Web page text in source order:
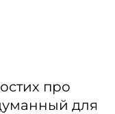
про
для